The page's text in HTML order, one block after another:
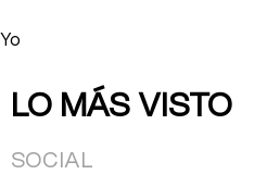
Yo
LO MÁS VISTO
SOCIAL